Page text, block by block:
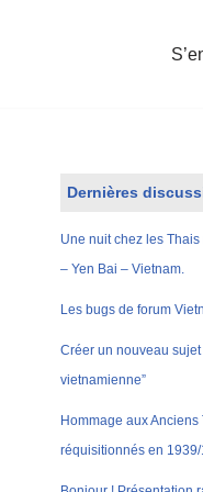
Dernières
Une nuit chez les
– Yen Bai – Vietnam.
Les bugs de forum
Créer un nouveau
vietnamienne”
Hommage aux
réquisitionnés en